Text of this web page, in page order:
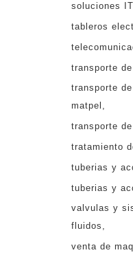
soluciones
tableros
transporte
transporte
matpel
transporte
tratamiento
tuberias y
tuberias y
valvulas y
fluidos
venta de